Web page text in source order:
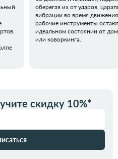
оберегая их от ударов,
вибрации во время
рабочие инструменты
идеальном состоянии от
или коворкинга.
скидку 10%*